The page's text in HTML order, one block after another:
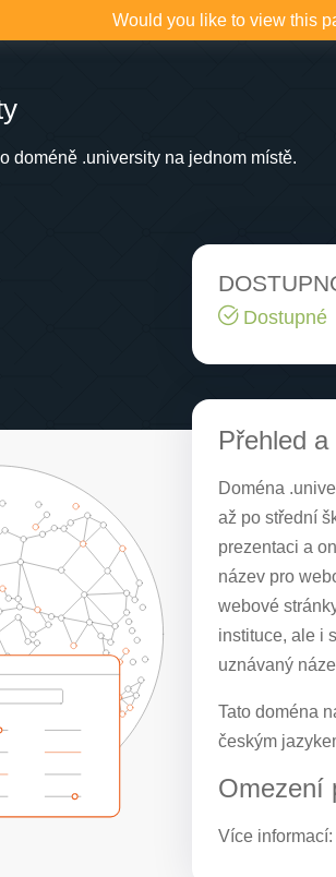
Would you like to view this
doméně .university na jednom místě.
Dostupné
Přehled
Doména
až po střední
prezentaci a
název pro
webové
instituce, ale i
uznávaný
Tato doména
českým
Omezení
Více informací: